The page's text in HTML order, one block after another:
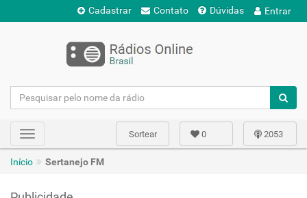
Cadastrar Contato Dúvidas Entrar
Toggle
navigation
2053
0
Sortear
Início Sertanejo FM